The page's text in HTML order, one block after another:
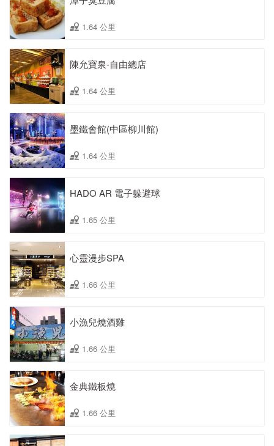
1.64 公里
陳允寶泉-自由總店
1.64 公里
墨鐵會館(中區柳川館)
1.64 公里
HADO AR 電子躲避球
1.65 公里
心靈漫步SPA
1.66 公里
小漁兒燒酒雞
1.66 公里
金典鐵板燒
1.66 公里